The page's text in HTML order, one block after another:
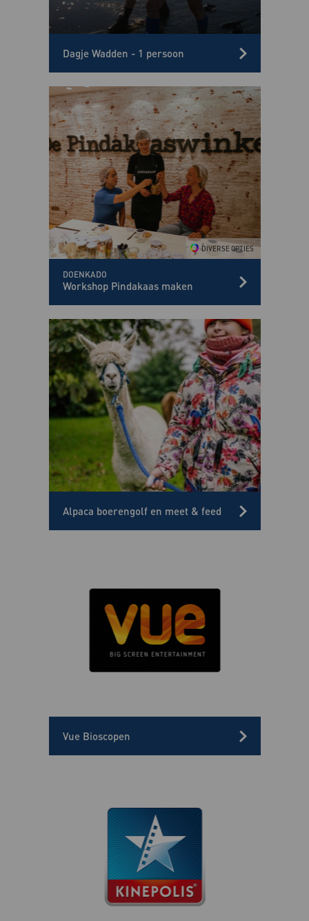
Dagje Wadden - 1 persoon
DOENKADO
Workshop Pindakaas maken
Alpaca boerengolf en meet & feed
Vue Bioscopen